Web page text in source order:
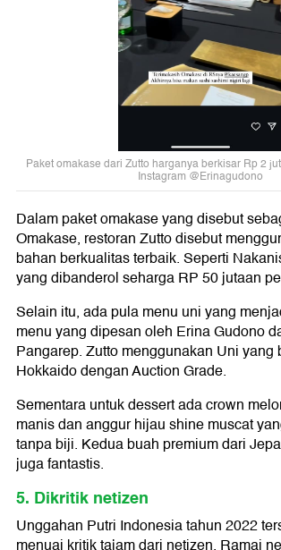
Paket omakase dari Zutto harganya berkisar Rp 2
Instagram @Erinagudono
Dalam paket omakase yang disebut
Omakase, restoran Zutto disebut
bahan berkualitas terbaik. Seperti
yang dibanderol seharga RP 50 jutaan
Selain itu, ada pula menu uni yang
menu yang dipesan oleh Erina Gudono
Pangarep. Zutto menggunakan Uni yang
Hokkaido dengan Auction Grade.
Sementara untuk dessert ada crown
manis dan anggur hijau shine muscat
tanpa biji. Kedua buah premium dari
juga fantastis.
5. Dikritik netizen
Unggahan Putri Indonesia tahun 2022